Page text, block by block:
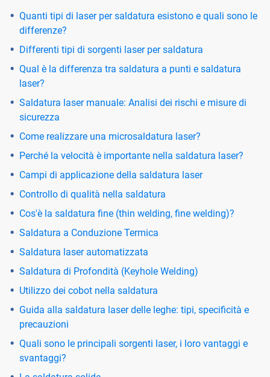
Quanti tipi di laser per saldatura esistono e quali sono le
differenze?
Differenti tipi di sorgenti laser per saldatura
Qual è la differenza tra saldatura a punti e saldatura
laser?
Saldatura laser manuale: Analisi dei rischi e misure di
sicurezza
Come realizzare una microsaldatura laser?
Perché la velocità è importante nella saldatura laser?
Campi di applicazione della saldatura laser
Controllo di qualità nella saldatura
Cos'è la saldatura fine (thin welding, fine welding)?
Saldatura a Conduzione Termica
Saldatura laser automatizzata
Saldatura di Profondità (Keyhole Welding)
Utilizzo dei cobot nella saldatura
Guida alla saldatura laser delle leghe: tipi, specificità e
precauzioni
Quali sono le principali sorgenti laser, i loro vantaggi e
svantaggi?